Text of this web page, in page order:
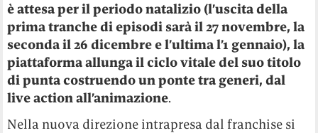
è attesa per il periodo natalizio (l’uscita della
prima tranche di episodi sarà il 27 novembre, la
seconda il 26 dicembre e l’ultima l’1 gennaio), la
piattaforma allunga il ciclo vitale del suo titolo
di punta costruendo un ponte tra generi, dal
live action all’animazione.
Nella nuova direzione intrapresa dal franchise si